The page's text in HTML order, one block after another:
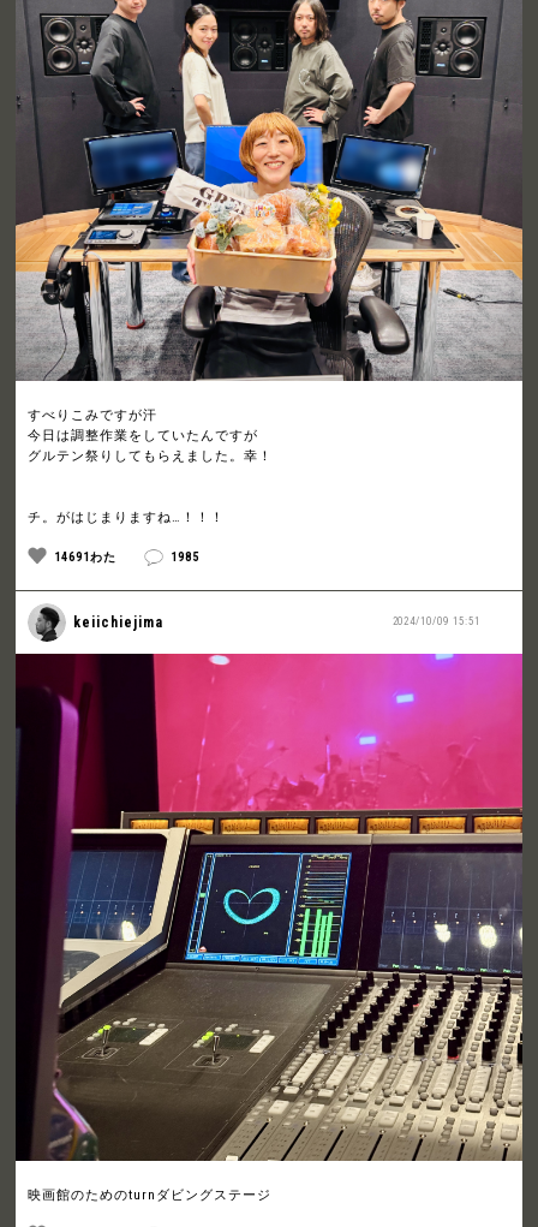
すべりこみですが汗
今日は調整作業をしていたんですが
グルテン祭りしてもらえました。幸！
チ。がはじまりますね…！！！
14691わた 1985
2024/10/09 15:51
keiichiejima
映画館のためのturnダビングステージ